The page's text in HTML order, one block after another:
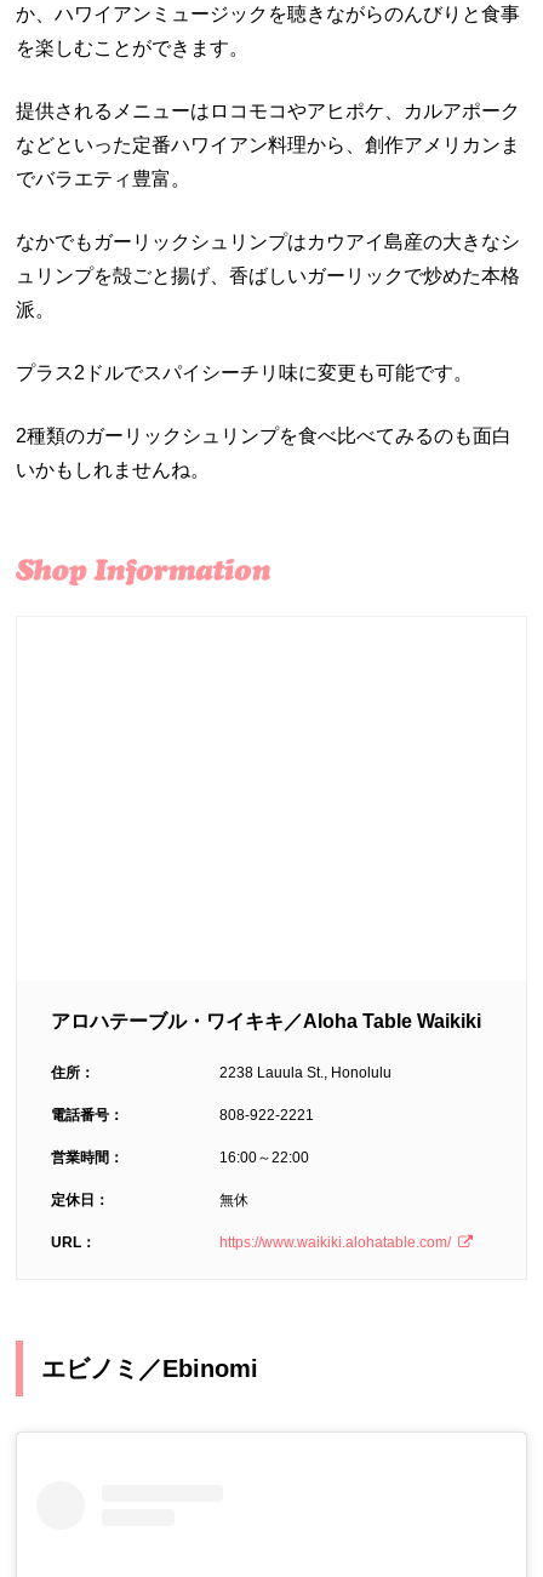
か、ハワイアンミュージックを聴きながらのんびりと食事
を楽しむことができます。
提供されるメニューはロコモコやアヒポケ、カルアポーク
などといった定番ハワイアン料理から、創作アメリカンま
でバラエティ豊富。
なかでもガーリックシュリンプはカウアイ島産の大きなシ
ュリンプを殻ごと揚げ、香ばしいガーリックで炒めた本格
派。
プラス2ドルでスパイシーチリ味に変更も可能です。
2種類のガーリックシュリンプを食べ比べてみるのも面白
いかもしれませんね。
アロハテーブル・ワイキキ／Aloha Table Waikiki
住所： 2238 Lauula St., Honolulu
電話番号： 808-922-2221
営業時間： 16:00～22:00
定休日： 無休
URL： https://www.waikiki.alohatable.com/
エビノミ／Ebinomi